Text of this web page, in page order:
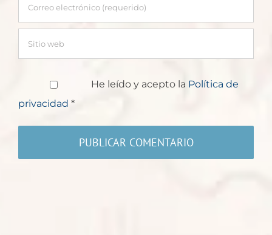
He leído y acepto la Política de
privacidad *